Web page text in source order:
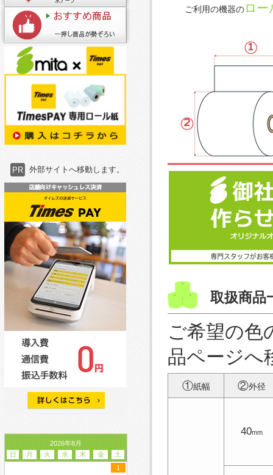
PR 外部サイトへ移動します。
2026年8月
日
月 火 水 木 金
土
1
ご利用の機器のロー
取扱商品
ご希望の色
品ページへ
①紙幅 ②外径
40mm